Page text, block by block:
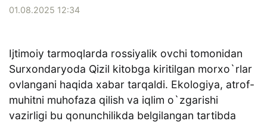
01.08.2025 12:34
Ijtimoiy tarmoqlarda rossiyalik ovchi tomonidan
Surxondaryoda Qizil kitobga kiritilgan morxo`rlar
ovlangani haqida xabar tarqaldi. Ekologiya, atrof-
muhitni muhofaza qilish va iqlim o`zgarishi
vazirligi bu qonunchilikda belgilangan tartibda